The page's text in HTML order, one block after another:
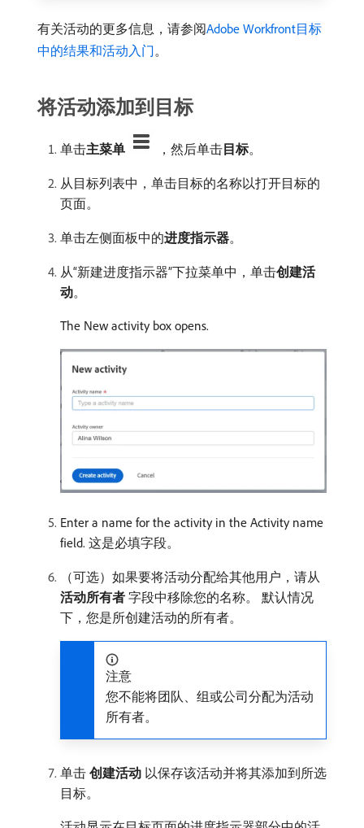
有关活动的更多信息，请参阅Adobe Workfront目标
中的结果和活动入门。
将活动添加到目标
单击​主菜单 ，然后单击​目标。
从目标列表中，单击目标的名称以打开目标的
页面。
单击左侧面板中的​进度指示器。
从“新建进度指示器”下拉菜单中，单击​创建活
动。
The New activity box opens.
Enter a name for the activity in the Activity name
field. 这是必填字段。
（可选）如果要将活动分配给其他用户，请从​
活动所有者 ​字段中移除您的名称。 默认情况
下，您是所创建活动的所有者。
注意
您不能将团队、组或公司分配为活动
所有者。
单击​ 创建活动 ​以保存该活动并将其添加到所选
目标。